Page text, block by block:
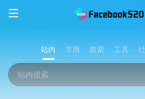
站内 常用 搜索 工具